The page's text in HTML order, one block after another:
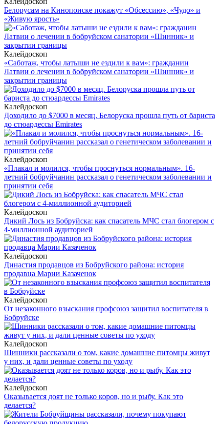
Белорусам на Кинопоиске покажут «Обсессию», «Чудо» и
«Живую ярость»
Калейдоскоп
«Саботаж, чтобы латыши не ездили к вам»: гражданин
Латвии о лечении в бобруйском санатории «Шинник» и
закрытии границы
Калейдоскоп
Доходило до $7000 в месяц. Белоруска прошла путь от бариста
до стюардессы Emirates
Калейдоскоп
«Плакал и молился, чтобы проснуться нормальным». 16-
летний бобруйчанин рассказал о генетическом заболевании и
принятии себя
Калейдоскоп
Дикий Лось из Бобруйска: как спасатель МЧС стал блогером с
4-миллионной аудиторией
Калейдоскоп
Династия продавцов из Бобруйского района: история
продавца Марии Казаченок
Калейдоскоп
От незаконного взыскания профсоюз защитил воспитателя в
Бобруйске
Калейдоскоп
Шинники рассказали о том, какие домашние питомцы живут
у них, и дали ценные советы по уходу
Калейдоскоп
Оказывается доят не только коров, но и рыбу. Как это
делается?